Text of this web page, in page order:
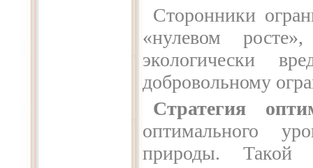
Сторонники
«нулевом
экологически
добровольному
Стратегия
оптимального
природы. Такой